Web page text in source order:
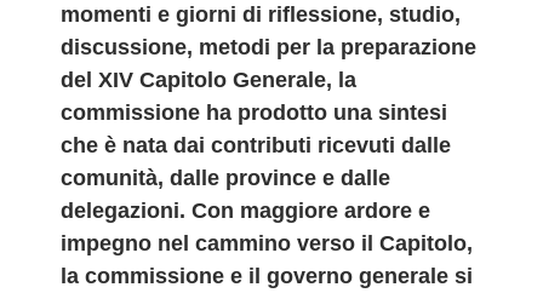
momenti e giorni di riflessione, studio,
discussione, metodi per la preparazione
del XIV Capitolo Generale, la
commissione ha prodotto una sintesi
che è nata dai contributi ricevuti dalle
comunità, dalle province e dalle
delegazioni. Con maggiore ardore e
impegno nel cammino verso il Capitolo,
la commissione e il governo generale si